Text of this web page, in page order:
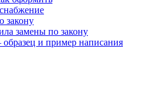
закону
замены по закону
и пример написания